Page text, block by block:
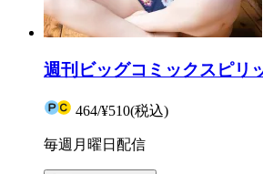
週刊ビッグコミックスピリ
464/¥510(税込)
毎週月曜日配信